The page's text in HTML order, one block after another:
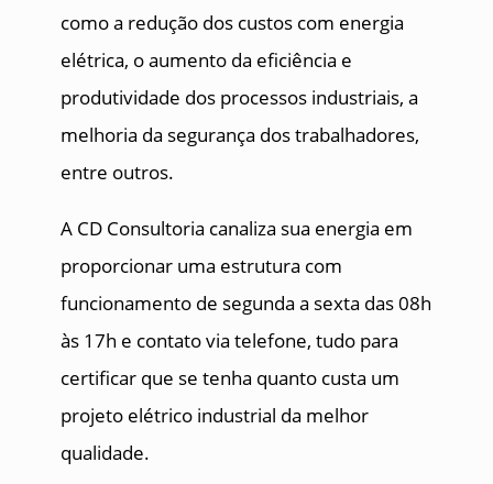
como a redução dos custos com energia
elétrica, o aumento da eficiência e
produtividade dos processos industriais, a
melhoria da segurança dos trabalhadores,
entre outros.
A CD Consultoria canaliza sua energia em
proporcionar uma estrutura com
funcionamento de segunda a sexta das 08h
às 17h e contato via telefone, tudo para
certificar que se tenha quanto custa um
projeto elétrico industrial da melhor
qualidade.